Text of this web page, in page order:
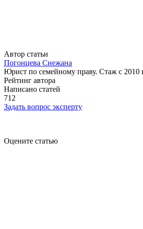
Автор статьи
Погонцева Снежана
Юрист по семейному праву. Стаж с 2010
Рейтинг автора
Написано статей
712
Задать вопрос эксперту
Оцените статью